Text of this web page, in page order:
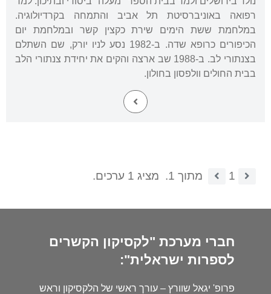
רפואה באוניברסיטת תל אביב והתמחה בקרדיולוגיה.
במלחמת ששת הימים שירת כקצין קשר ובמלחמת יום
הכיפורים כרופא שדה. ב-1982 נסע לניו יורק, שם השתלם
בצנתורי לב. ב-1988 שב ארצה והקים את יחידת צנתורי הלב
בבית החולים וולפסון בחולון.
1 מתוך 1. מציג 1 ערכים.
חברי מערכת "לקסיקון הקשרים
לספרות ישראלית":
פרופ' יגאל שוורץ – עורך ראשי של הלקסיקון וראש